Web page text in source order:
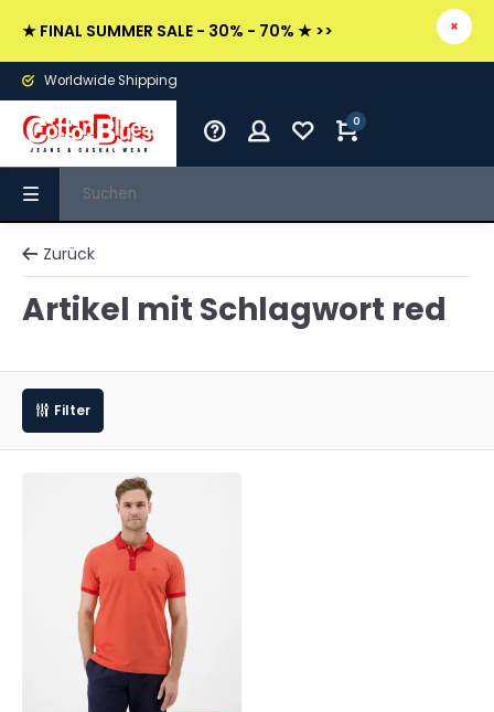
★ FINAL SUMMER SALE - 30% - 70% ★ >>
Worldwide Shipping
0
Zurück
Artikel mit Schlagwort red
Filter